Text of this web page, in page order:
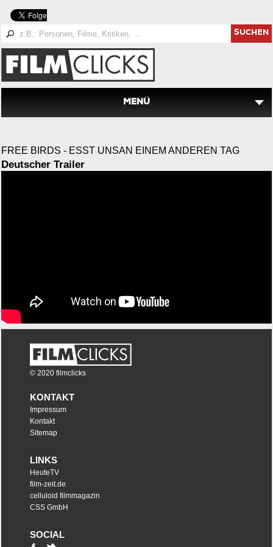
SUCHEN
MENÜ
FREE BIRDS - ESST UNSAN EINEM ANDEREN TAG
Deutscher Trailer
© 2020 filmclicks
KONTAKT
Impressum
Kontakt
Sitemap
LINKS
HeuteTV
film-zeit.de
celluloid filmmagazin
CSS GmbH
SOCIAL